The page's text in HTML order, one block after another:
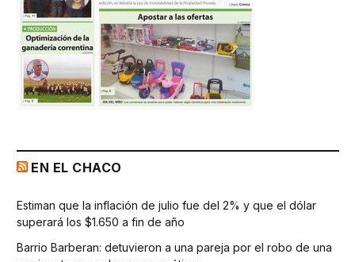
EN EL CHACO
Estiman que la inflación de julio fue del 2% y que el dólar
superará los $1.650 a fin de año
Barrio Barberan: detuvieron a una pareja por el robo de una